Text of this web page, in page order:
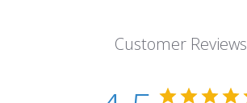
Customer Reviews